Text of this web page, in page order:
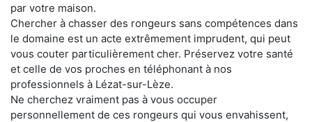
par votre maison.
Chercher à chasser des rongeurs sans compétences dans
le domaine est un acte extrêmement imprudent, qui peut
vous couter particulièrement cher. Préservez votre santé
et celle de vos proches en téléphonant à nos
professionnels à Lézat-sur-Lèze.
Ne cherchez vraiment pas à vous occuper
personnellement de ces rongeurs qui vous envahissent,